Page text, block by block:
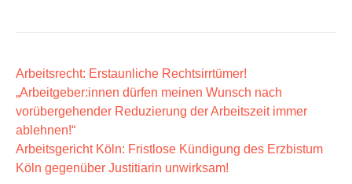
B
e
i
t
r
Arbeitsrecht: Erstaunliche Rechtsirrtümer!
„Arbeitgeber:innen dürfen meinen Wunsch nach
vorübergehender Reduzierung der Arbeitszeit immer
ablehnen!“
Arbeitsgericht Köln: Fristlose Kündigung des Erzbistum
Köln gegenüber Justitiarin unwirksam!